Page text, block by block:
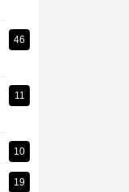
46
11
10
19